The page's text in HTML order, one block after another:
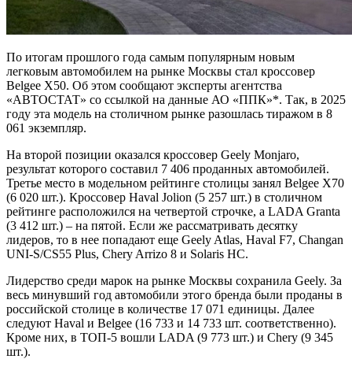
По итогам прошлого года самым популярным новым
легковым автомобилем на рынке Москвы стал кроссовер
Belgee X50. Об этом сообщают эксперты агентства
«АВТОСТАТ» со ссылкой на данные АО «ППК»*. Так, в 2025
году эта модель на столичном рынке разошлась тиражом в 8
061 экземпляр.
На второй позиции оказался кроссовер Geely Monjaro,
результат которого составил 7 406 проданных автомобилей.
Третье место в модельном рейтинге столицы занял Belgee X70
(6 020 шт.). Кроссовер Haval Jolion (5 257 шт.) в столичном
рейтинге расположился на четвертой строчке, а LADA Granta
(3 412 шт.) – на пятой. Если же рассматривать десятку
лидеров, то в нее попадают еще Geely Atlas, Haval F7, Changan
UNI-S/CS55 Plus, Chery Arrizo 8 и Solaris HC.
Лидерство среди марок на рынке Москвы сохранила Geely. За
весь минувший год автомобили этого бренда были проданы в
российской столице в количестве 17 071 единицы. Далее
следуют Haval и Belgee (16 733 и 14 733 шт. соответственно).
Кроме них, в ТОП-5 вошли LADA (9 773 шт.) и Chery (9 345
шт.).